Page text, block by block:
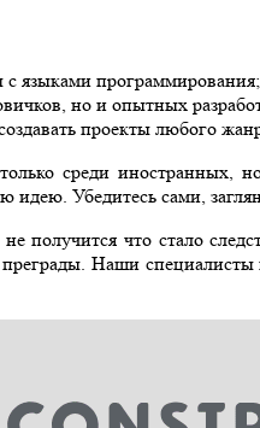
с языками программирования;
но и опытных
проекты любого
среди иностранных,
Убедитесь сами,
получится что стало
Наши